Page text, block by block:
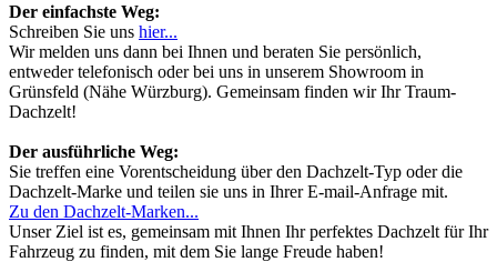
Der einfachste Weg:
Schreiben Sie uns hier...
Wir melden uns dann bei Ihnen und beraten Sie persönlich,
entweder telefonisch oder bei uns in unserem Showroom in
Grünsfeld (Nähe Würzburg). Gemeinsam finden wir Ihr Traum-
Dachzelt!
Der ausführliche Weg:
Sie treffen eine Vorentscheidung über den Dachzelt-Typ oder die
Dachzelt-Marke und teilen sie uns in Ihrer E-mail-Anfrage mit.
Zu den Dachzelt-Marken...
Unser Ziel ist es, gemeinsam mit Ihnen Ihr perfektes Dachzelt für Ihr
Fahrzeug zu finden, mit dem Sie lange Freude haben!